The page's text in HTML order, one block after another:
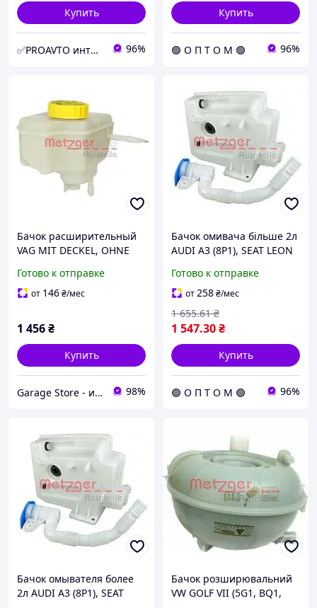
Купить
✅PROAVTO интернет-магазин автозапчастей 96%
Купить
🟢 О П Т О М 🟢 96%
Бачок расширительный
VAG MIT DECKEL, OHNE
Готово к отправке
от 146₴/мес
1 456₴
Купить
Garage Store - интернет магазин автозапчастей. 98%
Бачок омивача більше 2л
AUDI A3 (8P1), SEAT LEON
(1Z3, 1Z5), SUPERB (3T4),
YET 2141014
Готово к отправке
от258₴/мес
1 547.30₴
1 655.61 ₴
Купить
🟢 О П Т О М 🟢 96%
Бачок омывателя более
2л AUDI A3 (8P1), SEAT
Бачок розширювальний
VW GOLF VII (5G1, BQ1,